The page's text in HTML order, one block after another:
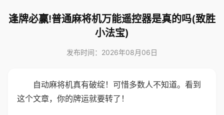
逢牌必赢!普通麻将机万能遥控器是真的吗(致胜
小法宝)
发布时间：2026年08月06日
自动麻将机真有破绽！可惜多数人不知道。看到
这个文章，你的牌运就要转了！